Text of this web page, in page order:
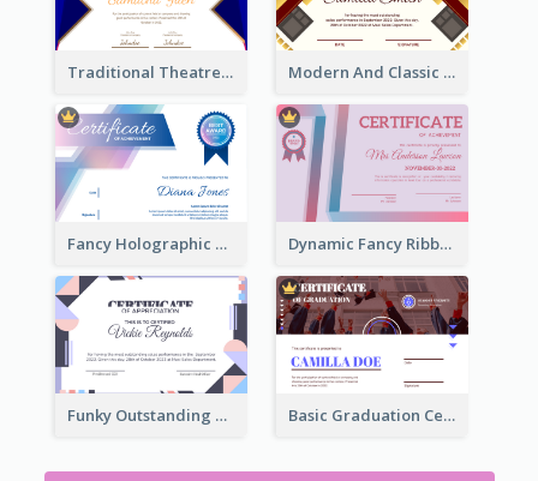
Traditional Theatre Certificate Design Template Modern And Classic Art Deco Certificate Design Ideas
Fancy Holographic Certificate Design Ideas Dynamic Fancy Ribbon Certificate Design Ideas
Funky Outstanding Shapes Certificate Design Template Ideas Basic Graduation Certificate With Campus Photo Design